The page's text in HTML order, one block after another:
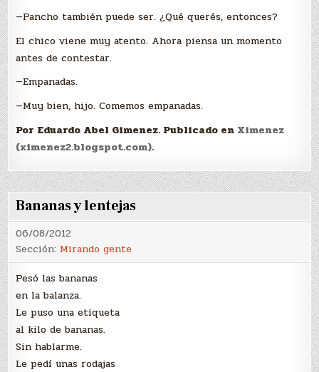
—Pancho también puede ser. ¿Qué querés, entonces?
El chico viene muy atento. Ahora piensa un momento
antes de contestar.
—Empanadas.
—Muy bien, hijo. Comemos empanadas.
Por Eduardo Abel Gimenez. Publicado en Ximenez
(ximenez2.blogspot.com).
Bananas y lentejas
06/08/2012
Sección: Mirando gente
Pesó las bananas
en la balanza.
Le puso una etiqueta
al kilo de bananas.
Sin hablarme.
Le pedí unas rodajas